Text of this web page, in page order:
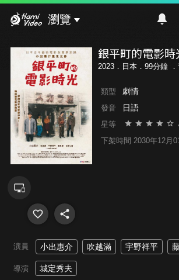
瀏覽
銀平町的電影時
2023．日本．99分鐘 ．
類型 劇情
發音 日語
星等
下架時間 2030年12月
演員 小出惠介 吹越滿 宇野祥平
導演 城定秀夫